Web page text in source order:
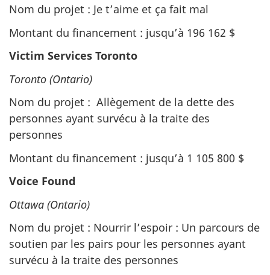
Nom du projet : Je t’aime et ça fait mal
Montant du financement : jusqu’à 196 162 $
Victim Services Toronto
Toronto (Ontario)
Nom du projet : Allègement de la dette des
personnes ayant survécu à la traite des
personnes
Montant du financement : jusqu’à 1 105 800 $
Voice Found
Ottawa (Ontario)
Nom du projet : Nourrir l’espoir : Un parcours de
soutien par les pairs pour les personnes ayant
survécu à la traite des personnes